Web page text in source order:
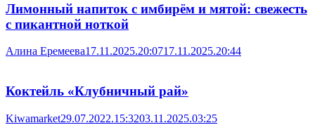
Лимонный напиток с имбирём и мятой: свежесть
с пикантной ноткой
Алина Еремеева17.11.2025.20:0717.11.2025.20:44
Коктейль «Клубничный рай»
Kiwamarket29.07.2022.15:3203.11.2025.03:25